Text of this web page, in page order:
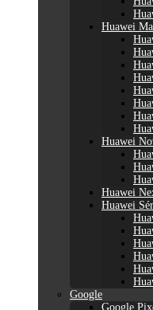
Huawei
Huawei
Huawei
Huawei
Google
Google